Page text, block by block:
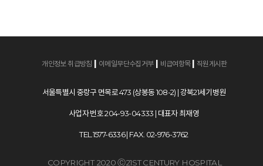
개인정보 취급방침 | 이메일무단수집거부| 비급여항목 | 직원게시판
서울특별시 중랑구 면목로 473 (상봉동 108-2) | 강북21세기병원
사업자 번호 204-93-04333 | 대표자 최재영
TEL.1577-6336 | FAX. 02-976-3762
COPYRIGHT 2020 Ⓒ21ST CENTURY HOSPITAL